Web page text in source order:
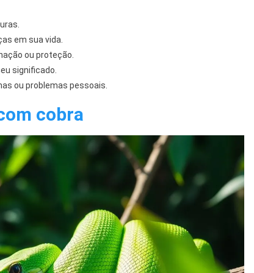
em sua vida.
ou proteção.
significado.
ou problemas pessoais.
cobra